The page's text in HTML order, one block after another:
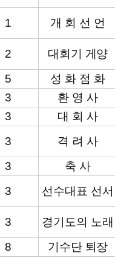
1 개 회 선 언
2
대회기 게양
5
성 화 점 화
3
환 영 사
3
대 회 사
3
격 려 사
3
축 사
3 선수대표 선서
3
경기도의 노래
8 기수단 퇴장